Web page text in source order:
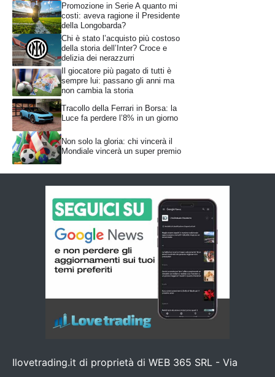
Promozione in Serie A quanto mi
costi: aveva ragione il Presidente
della Longobarda?
Chi è stato l’acquisto più costoso
della storia dell’Inter? Croce e
delizia dei nerazzurri
Il giocatore più pagato di tutti è
sempre lui: passano gli anni ma
non cambia la storia
Tracollo della Ferrari in Borsa: la
Luce fa perdere l’8% in un giorno
Non solo la gloria: chi vincerà il
Mondiale vincerà un super premio
Ilovetrading.it di proprietà di WEB 365 SRL - Via